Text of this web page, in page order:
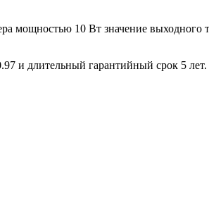
мощностью 10 Вт значение выходного
и длительный гарантийный срок 5 лет.